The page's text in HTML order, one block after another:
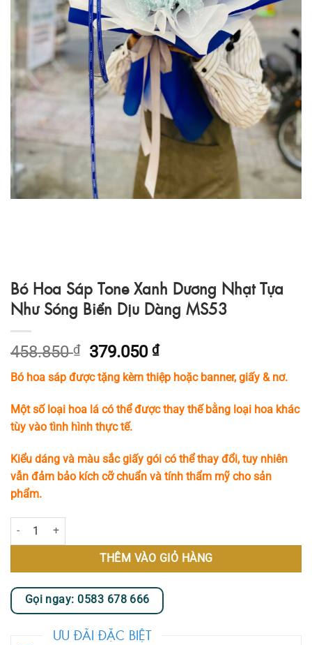
Bó Hoa Sáp Tone Xanh Dương Nhạt Tựa
Như Sóng Biển Dịu Dàng MS53
458.850₫
Giá
gốc
là:
458.850 ₫.
379.050₫Giá
hiện
tại
là:
379.050 ₫.
Bó hoa sáp được tặng kèm thiệp hoặc banner, giấy & nơ.
Một số loại hoa lá có thể được thay thế bằng loại hoa khác
tùy vào tình hình thực tế.
Kiểu dáng và màu sắc giấy gói có thể thay đổi, tuy nhiên
vẫn đảm bảo kích cỡ chuẩn và tính thẩm mỹ cho sản
phẩm.
Bó Hoa Sáp Tone Xanh Dương Nhạt Tựa Như Sóng Biển Dịu Dàng
THÊM VÀO GIỎ HÀNG
Gọi ngay: 0583 678 666
ƯU ĐÃI ĐẶC BIỆT